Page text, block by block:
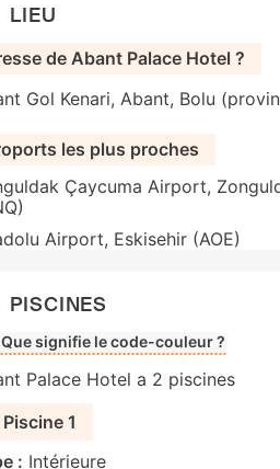
LIEU
de Abant Palace Hotel ?
Gol Kenari, Abant, Bolu
les plus proches
Çaycuma Airport,
Airport, Eskisehir (AOE)
PISCINES
Que signifie le code-couleur ?
Palace Hotel a 2 piscines
Piscine 1
: Intérieure